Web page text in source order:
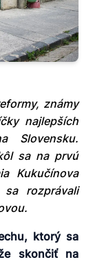
známy
najlepších
Slovensku.
sa na prvú
Kukučínova
rozprávali
ktorý sa
skončiť na